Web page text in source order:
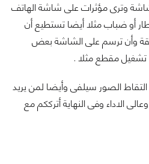
وترى مؤثرات على شاشة الهاتف
أو ضباب مثلا أيضا تستطيع أن
وأن ترسم على الشاشة بعض
تشغيل مقطع مثلا .
الصور سيلفى وأيضا لمن يريد
الاداء وفى النهاية أترككم مع